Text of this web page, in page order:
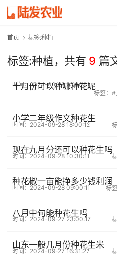
首页 标签:种植
标签:种植， 共有 9 篇
十月份可以种哪种花呢
时间：2024-09-28 22:00:11
标签： #
小学二年级作文种花生
时间：2024-09-28 18:00:12
现在九月分还可以种花生吗
时间：2024-09-28 10:30:11
种花椒一亩能挣多少钱利润
时间：2024-09-28 09:00:11 标签
八月中旬能种花生吗
时间：2024-09-27 23:00:17
山东一般几月份种花生米
时间：2024-09-27 16:31:22